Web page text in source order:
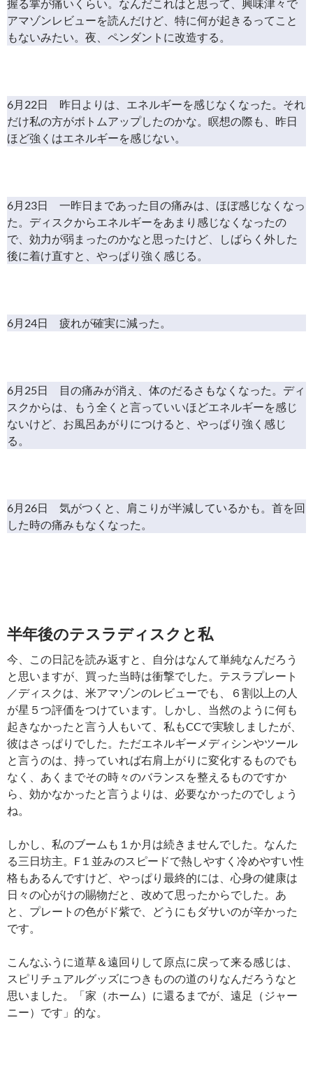
握る掌が痛いくらい。なんだこれはと思って、興味津々で
アマゾンレビューを読んだけど、特に何が起きるってこと
もないみたい。夜、ペンダントに改造する。
6月22日 昨日よりは、エネルギーを感じなくなった。それ
だけ私の方がボトムアップしたのかな。瞑想の際も、昨日
ほど強くはエネルギーを感じない。
6月23日 一昨日まであった目の痛みは、ほぼ感じなくなっ
た。ディスクからエネルギーをあまり感じなくなったの
で、効力が弱まったのかなと思ったけど、しばらく外した
後に着け直すと、やっぱり強く感じる。
6月24日 疲れが確実に減った。
6月25日 目の痛みが消え、体のだるさもなくなった。ディ
スクからは、もう全くと言っていいほどエネルギーを感じ
ないけど、お風呂あがりにつけると、やっぱり強く感じ
る。
6月26日 気がつくと、肩こりが半減しているかも。首を回
した時の痛みもなくなった。
半年後のテスラディスクと私
今、この日記を読み返すと、自分はなんて単純なんだろう
と思いますが、買った当時は衝撃でした。テスラプレート
／ディスクは、米アマゾンのレビューでも、６割以上の人
が星５つ評価をつけています。しかし、当然のように何も
起きなかったと言う人もいて、私もCCで実験しましたが、
彼はさっぱりでした。ただエネルギーメディシンやツール
と言うのは、持っていれば右肩上がりに変化するものでも
なく、あくまでその時々のバランスを整えるものですか
ら、効かなかったと言うよりは、必要なかったのでしょう
ね。
しかし、私のブームも１か月は続きませんでした。なんた
る三日坊主。F１並みのスピードで熱しやすく冷めやすい性
格もあるんですけど、やっぱり最終的には、心身の健康は
日々の心がけの賜物だと、改めて思ったからでした。あ
と、プレートの色がド紫で、どうにもダサいのが辛かった
です。
こんなふうに道草＆遠回りして原点に戻って来る感じは、
スピリチュアルグッズにつきものの道のりなんだろうなと
思いました。「家（ホーム）に還るまでが、遠足（ジャー
ニー）です」的な。